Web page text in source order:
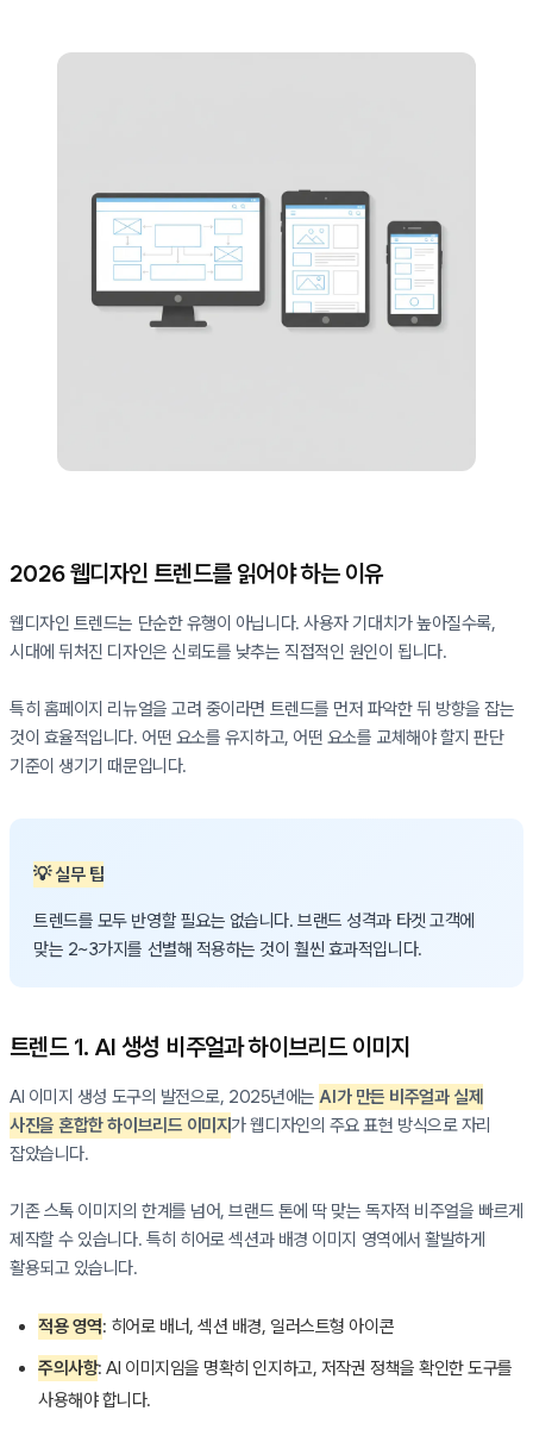
2026 웹디자인 트렌드를 읽어야 하는 이유
웹디자인 트렌드는 단순한 유행이 아닙니다. 사용자 기대치가 높아질수록,
시대에 뒤처진 디자인은 신뢰도를 낮추는 직접적인 원인이 됩니다.
특히 홈페이지 리뉴얼을 고려 중이라면 트렌드를 먼저 파악한 뒤 방향을 잡는
것이 효율적입니다. 어떤 요소를 유지하고, 어떤 요소를 교체해야 할지 판단
기준이 생기기 때문입니다.
💡 실무 팁
트렌드를 모두 반영할 필요는 없습니다. 브랜드 성격과 타겟 고객에
맞는 2~3가지를 선별해 적용하는 것이 훨씬 효과적입니다.
트렌드 1. AI 생성 비주얼과 하이브리드 이미지
AI 이미지 생성 도구의 발전으로, 2025년에는 AI가 만든 비주얼과 실제
사진을 혼합한 하이브리드 이미지가 웹디자인의 주요 표현 방식으로 자리
잡았습니다.
기존 스톡 이미지의 한계를 넘어, 브랜드 톤에 딱 맞는 독자적 비주얼을 빠르게
제작할 수 있습니다. 특히 히어로 섹션과 배경 이미지 영역에서 활발하게
활용되고 있습니다.
적용 영역: 히어로 배너, 섹션 배경, 일러스트형 아이콘
주의사항: AI 이미지임을 명확히 인지하고, 저작권 정책을 확인한 도구를
사용해야 합니다.